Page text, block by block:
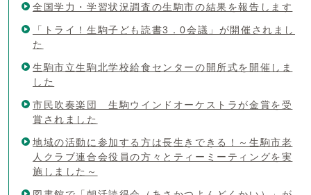
全国学力・学習状況調査の生駒市の結果を報告します
「トライ！生駒子ども読書3．0会議」が開催されまし
た
生駒市立生駒北学校給食センターの開所式を開催しま
した
市民吹奏楽団 生駒ウインドオーケストラが金賞を受
賞されました
地域の活動に参加する方は長生きできる！～生駒市老
人クラブ連合会役員の方々とティーミーティングを実
施しました～